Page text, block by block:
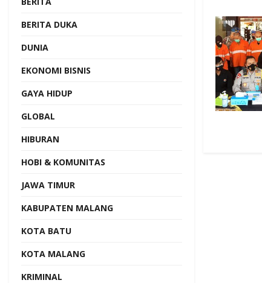
BERITA DUKA
DUNIA
EKONOMI BISNIS
GAYA HIDUP
GLOBAL
HIBURAN
HOBI & KOMUNITAS
JAWA TIMUR
KABUPATEN MALANG
KOTA BATU
KOTA MALANG
KRIMINAL